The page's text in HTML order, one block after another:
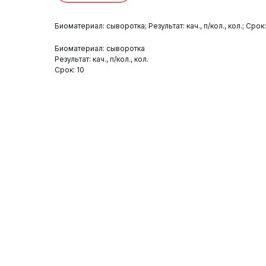
Биоматериал: сыворотка; Результат: кач., п/кол., кол.;
Биоматериал: сыворотка
Результат: кач., п/кол., кол.
Срок: 10